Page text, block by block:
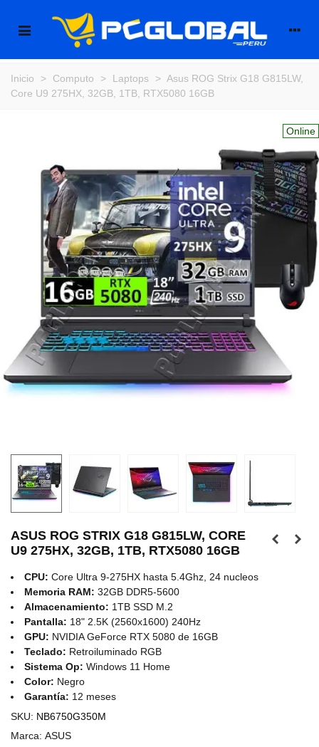
Inicio > Computo > Laptops > Asus ROG Strix G18 G815LW,
Core U9 275HX, 32GB, 1TB, RTX5080 16GB
Online
ASUS ROG STRIX G18 G815LW, CORE
U9 275HX, 32GB, 1TB, RTX5080 16GB
CPU: Core Ultra 9-275HX hasta 5.4Ghz, 24 nucleos
Memoria RAM: 32GB DDR5-5600
Almacenamiento: 1TB SSD M.2
Pantalla: 18" 2.5K (2560x1600) 240Hz
GPU: NVIDIA GeForce RTX 5080 de 16GB
Teclado: Retroiluminado RGB
Sistema Op: Windows 11 Home
Color: Negro
Garantía: 12 meses
SKU: NB6750G350M
Marca: ASUS